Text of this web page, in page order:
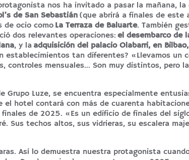
nos ha invitado a pasar la mañana, la
de San Sebastián(que abrirá a finales de este
de ocio comoLa Terraza de Baluarte. También
dos relevantes operaciones: el desembarco de
, y la adquisición del palacio Olabarri, en
establecimientos tan diferentes? «Llevamos un
controles mensuales… Son muy distintos, pero
Grupo Luze, se encuentra especialmente
el hotel contará con más de cuarenta
de 2025. «Es un edificio de finales del
Sus techos altos, sus vidrieras, su escalera
Así lo demuestra nuestra protagonista